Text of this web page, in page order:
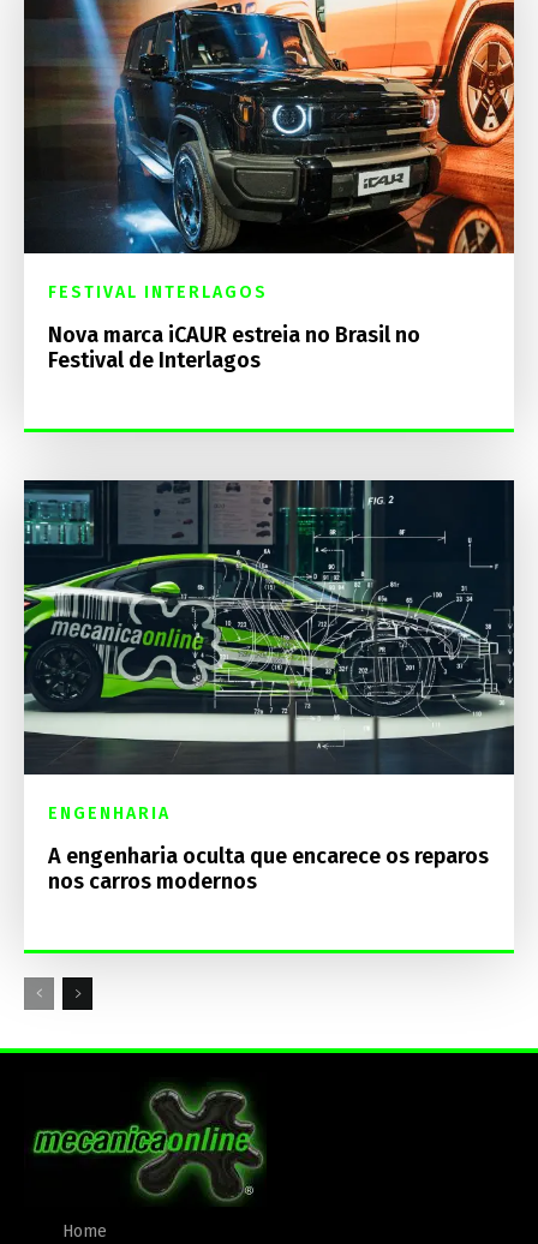
FESTIVAL INTERLAGOS
Nova marca iCAUR estreia no Brasil no
Festival de Interlagos
ENGENHARIA
A engenharia oculta que encarece os reparos
nos carros modernos
Home